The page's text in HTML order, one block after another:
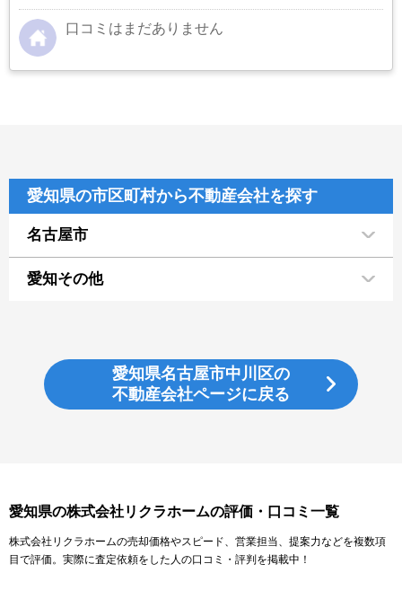
口コミはまだありません
愛知県の市区町村から不動産会社を探す
名古屋市
愛知その他
愛知県名古屋市中川区の
不動産会社ページに戻る
愛知県の株式会社リクラホームの評価・口コミ一覧
株式会社リクラホームの売却価格やスピード、営業担当、提案力などを複数項
目で評価。実際に査定依頼をした人の口コミ・評判を掲載中！